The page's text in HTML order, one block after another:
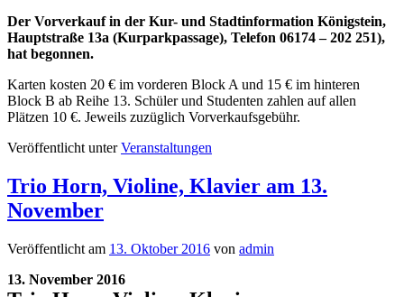
Der Vorverkauf in der Kur- und Stadtinformation Königstein,
Hauptstraße 13a (Kurparkpassage), Telefon 06174 – 202 251),
hat begonnen.
Karten kosten 20 € im vorderen Block A und 15 € im hinteren
Block B ab Reihe 13. Schüler und Studenten zahlen auf allen
Plätzen 10 €. Jeweils zuzüglich Vorverkaufsgebühr.
Veröffentlicht unter Veranstaltungen
Trio Horn, Violine, Klavier am 13.
November
Veröffentlicht am 13. Oktober 2016 von admin
13. November 2016